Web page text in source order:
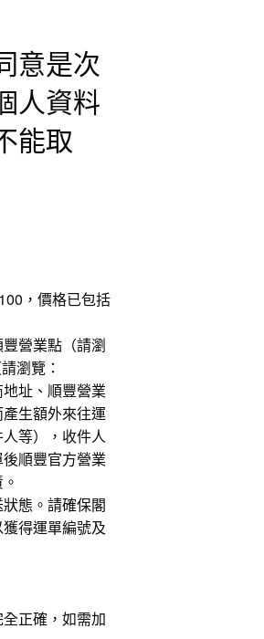
意是次
人資料
能取
，價格已包括
營業點（請瀏
瀏覽：
址、順豐營業
生額外來往運
等），收件人
順豐官方營業
態。請確保閣
得運單編號及
正確，如需加